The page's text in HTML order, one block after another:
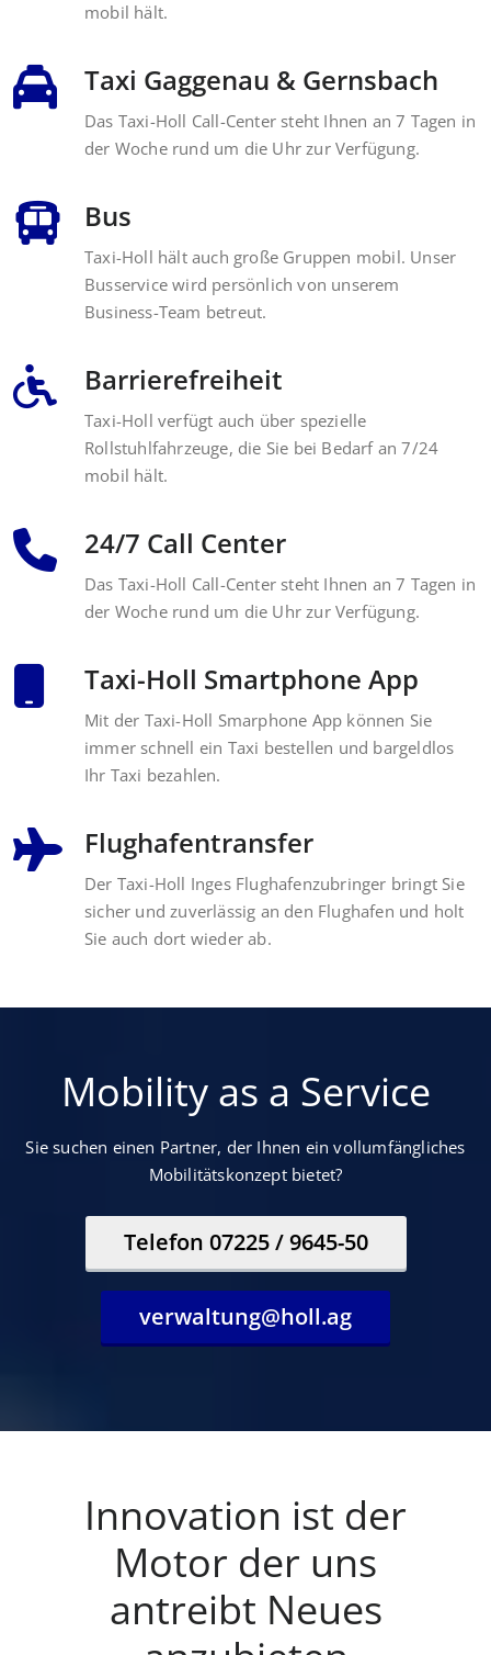
mobil hält.
Taxi Gaggenau & Gernsbach
Das Taxi-Holl Call-Center steht Ihnen an 7 Tagen in
der Woche rund um die Uhr zur Verfügung.
Bus
Taxi-Holl hält auch große Gruppen mobil. Unser
Busservice wird persönlich von unserem
Business-Team betreut.
Barrierefreiheit
Taxi-Holl verfügt auch über spezielle
Rollstuhlfahrzeuge, die Sie bei Bedarf an 7/24
mobil hält.
24/7 Call Center
Das Taxi-Holl Call-Center steht Ihnen an 7 Tagen in
der Woche rund um die Uhr zur Verfügung.
Taxi-Holl Smartphone App
Mit der Taxi-Holl Smarphone App können Sie
immer schnell ein Taxi bestellen und bargeldlos
Ihr Taxi bezahlen.
Flughafentransfer
Der Taxi-Holl Inges Flughafenzubringer bringt Sie
sicher und zuverlässig an den Flughafen und holt
Sie auch dort wieder ab.
Mobility as a Service
Sie suchen einen Partner, der Ihnen ein vollumfängliches
Mobilitätskonzept bietet?
Telefon 07225 / 9645-50
verwaltung@holl.ag
Innovation ist der
Motor der uns
antreibt Neues